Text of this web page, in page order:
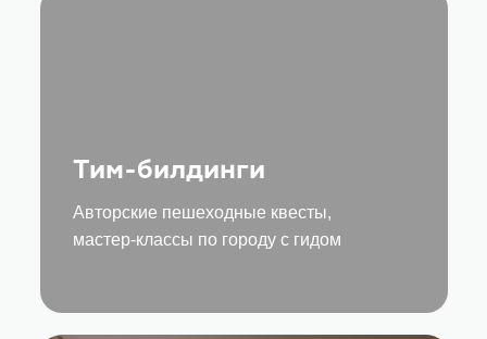
Тим-билдинги
Авторские пешеходные квесты,
мастер-классы по городу с гидом